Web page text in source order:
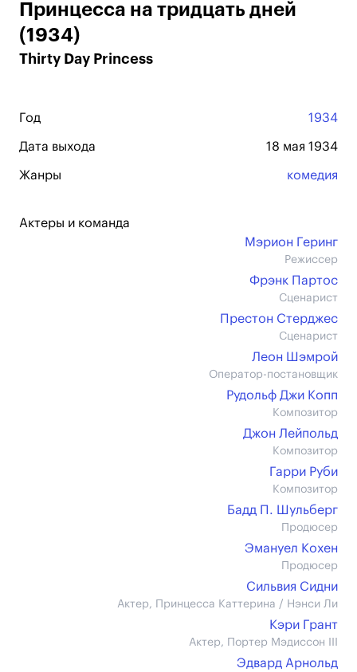
Принцесса на тридцать дней
(1934)
Thirty Day Princess
Год 1934
Дата выхода 18 мая 1934
Жанры комедия
Актеры и команда
Мэрион Геринг
Режиссер
Фрэнк Партос
Сценарист
Престон Стерджес
Сценарист
Леон Шэмрой
Оператор-постановщик
Рудольф Джи Копп
Композитор
Джон Лейпольд
Композитор
Гарри Руби
Композитор
Бадд П. Шульберг
Продюсер
Эмануел Кохен
Продюсер
Сильвия Сидни
Актер, Принцесса Каттерина / Нэнси Ли
Кэри Грант
Актер, Портер Мэдиссон III
Эдвард Арнольд